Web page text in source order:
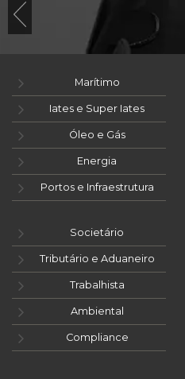
Marítimo
Iates e Super Iates
Óleo e Gás
Energia
Portos e Infraestrutura
Societário
Tributário e Aduaneiro
Trabalhista
Ambiental
Compliance